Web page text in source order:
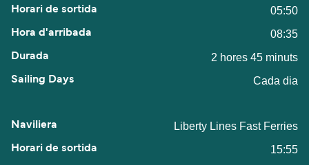
05:50
08:35
2 hores 45 minuts
Cada dia
Liberty Lines Fast Ferries
15:55